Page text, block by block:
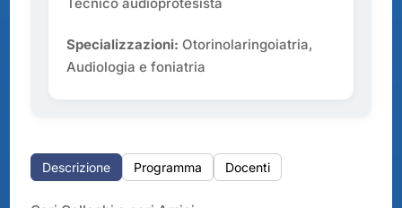
Specializzazioni: Otorinolaringoiatria,
Audiologia e foniatria
Descrizione Programma Docenti